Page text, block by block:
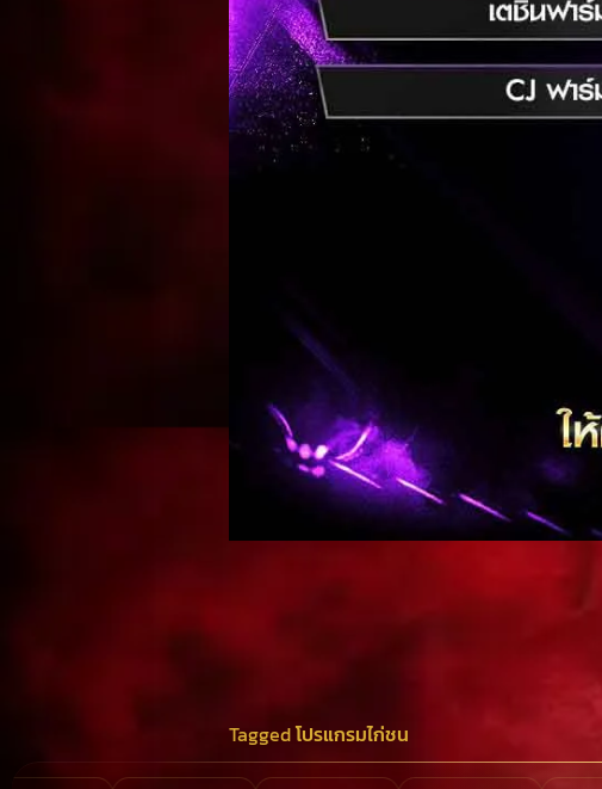
Taggedโปรแกรมไก่ชน